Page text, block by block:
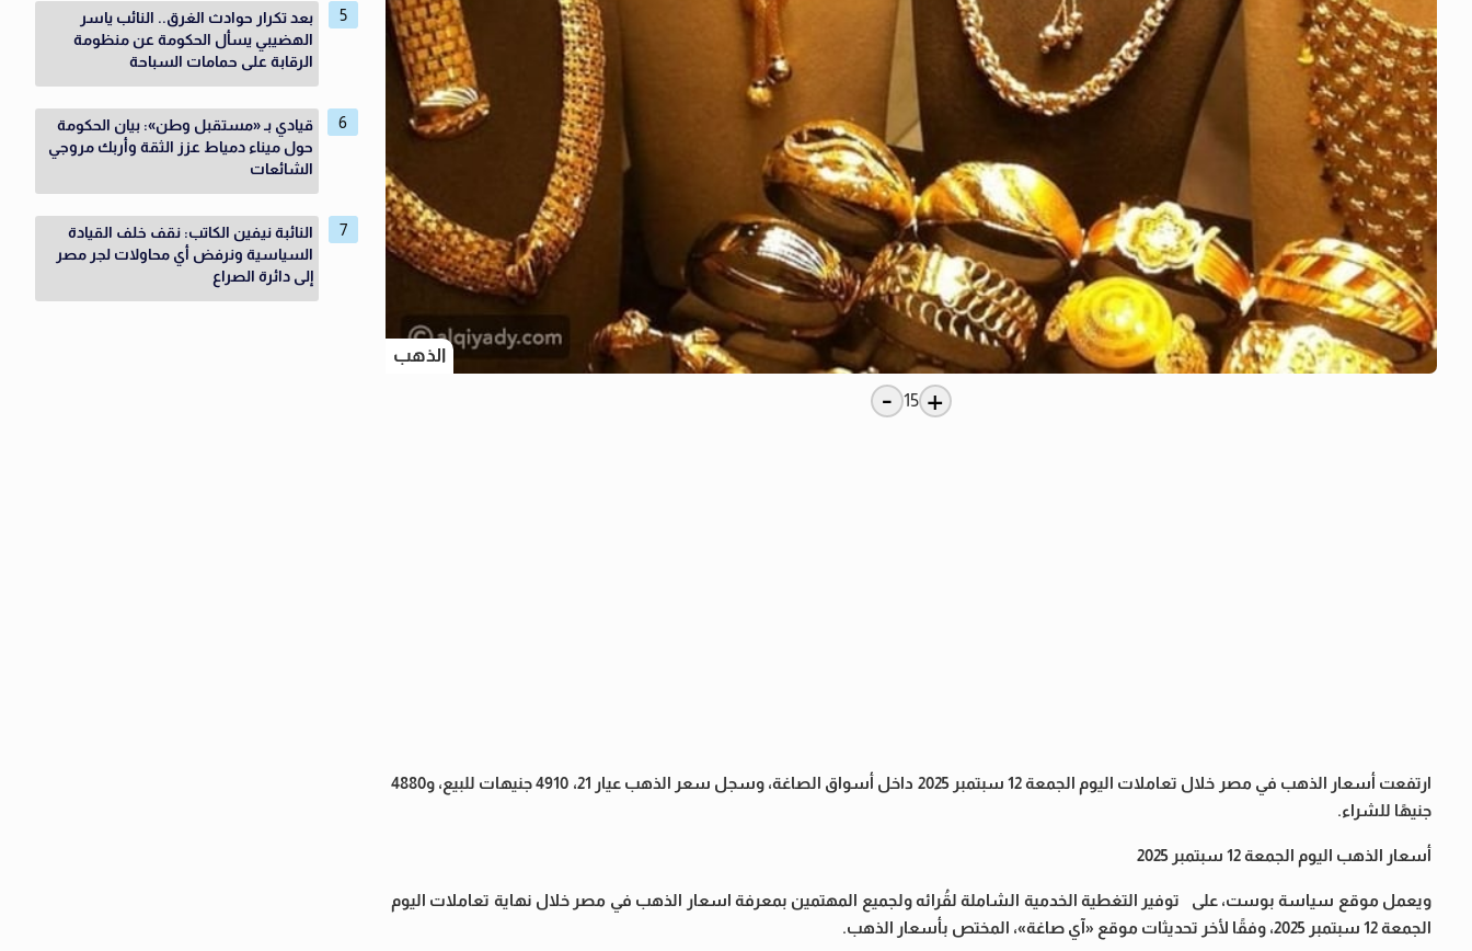
الذهب
+
15
-
ارتفعت أسعار الذهب في مصر خلال تعاملات اليوم الجمعة 12 سبتمبر 2025 داخل أسواق الصاغة، وسجل سعر الذهب عيار 21، 4910 جنيهات للبيع، و4880
جنيهًا للشراء.
أسعار الذهب اليوم الجمعة 12 سبتمبر 2025
ويعمل موقع سياسة بوست، على توفير التغطية الخدمية الشاملة لقُرائه ولجميع المهتمين بمعرفة اسعار الذهب في مصر خلال نهاية تعاملات اليوم
الجمعة 12 سبتمبر 2025، وفقًا لأخر تحديثات موقع «آي صاغة»، المختص بأسعار الذهب.
بعد تكرار حوادث الغرق.. النائب ياسر
الهضيبي يسأل الحكومة عن منظومة
الرقابة على حمامات السباحة
قيادي بـ «مستقبل وطن»: بيان الحكومة
حول ميناء دمياط عزز الثقة وأربك مروجي
الشائعات
النائبة نيفين الكاتب: نقف خلف القيادة
السياسية ونرفض أي محاولات لجر مصر
إلى دائرة الصراع